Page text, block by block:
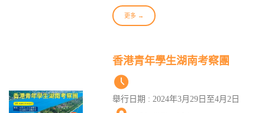
更多 →
香港青年學生湖南考察團
舉行日期 : 2024年3月29日至4月2日